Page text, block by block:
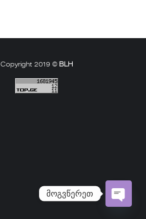
Copyright 2019 © BLH
მოგვწერეთ